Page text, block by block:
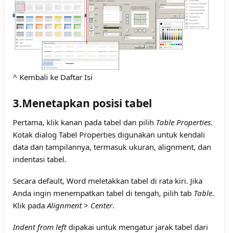
^ Kembali ke Daftar Isi
3.Menetapkan posisi tabel
Pertama, klik kanan pada tabel dan pilih Table Properties.
Kotak dialog Tabel Properties digunakan untuk kendali
data dan tampilannya, termasuk ukuran, alignment, dan
indentasi tabel.
Secara default, Word meletakkan tabel di rata kiri. Jika
Anda ingin menempatkan tabel di tengah, pilih tab Table.
Klik pada Alignment> Center.
Indent from leftdipakai untuk mengatur jarak tabel dari